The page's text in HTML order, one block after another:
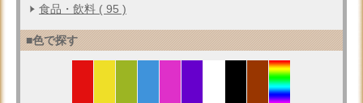
食品・飲料 ( 95 )
■色で探す